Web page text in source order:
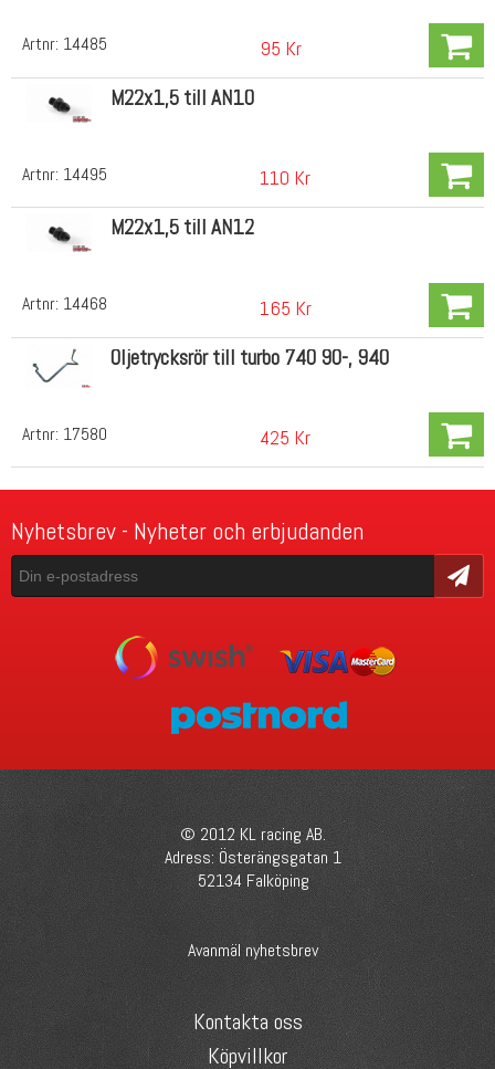
Artnr: 14485 95 Kr
Artnr: 14495
M22x1,5 till AN10
110 Kr
Artnr: 14468
M22x1,5 till AN12
165 Kr
Artnr: 17580
Oljetrycksrör till turbo 740 90-, 940
425 Kr
Nyhetsbrev - Nyheter och erbjudanden
Skicka
© 2012 KL racing AB.
Adress: Österängsgatan 1
52134 Falköping
Avanmäl nyhetsbrev
Kontakta oss
Köpvillkor